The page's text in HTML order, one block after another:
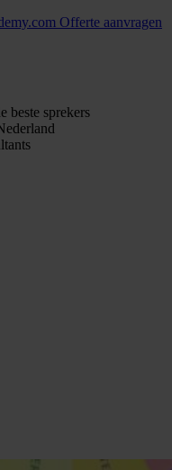
Offerte aanvragen
beste sprekers